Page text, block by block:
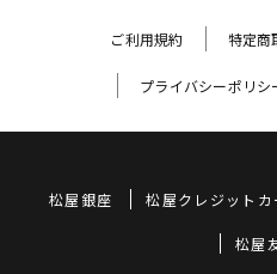
ご利用規約 特定商
プライバシーポリシ
松屋銀座 松屋クレジットカ
松屋